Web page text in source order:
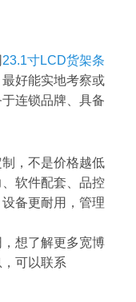
23.1寸LCD货架条
好能实地考察或
连锁品牌、具备
制，不是价格越低
软件配套、品控
备更耐用，管理
想了解更多宽博
可以联系